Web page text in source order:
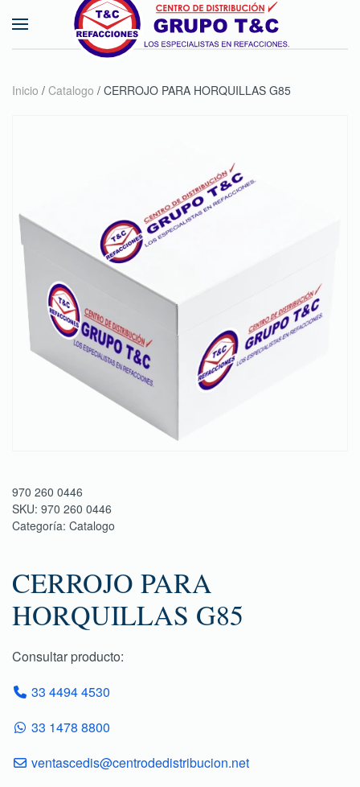
Skip to main content
Inicio / Catalogo / CERROJO PARA HORQUILLAS G85
970 260 0446
SKU: 970 260 0446
Categoría: Catalogo
CERROJO PARA
HORQUILLAS G85
Consultar producto:
33 4494 4530
33 1478 8800
ventascedis@centrodedistribucion.net